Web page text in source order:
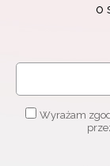
o
Wyrażam